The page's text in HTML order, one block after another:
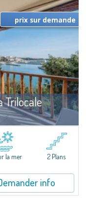
Trilocale
Louer
heart of Porto Cervo
complex set in a
epresents a true...
prix sur demande
la mer 2 Plans
info